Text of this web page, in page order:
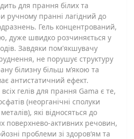
для прання білих та
ручному пранні лагідний до
Гель концентрований,
дуже швидко розчиняється у
Завдяки пом'якшувачу
не порушує структуру
білизну більш м’якою та
антистатичний ефект.
гелів для прання Gama є те,
(неорганічні сполуки
які відносяться до
поверхнево-активних речовин,
проблеми зі здоров‘ям та